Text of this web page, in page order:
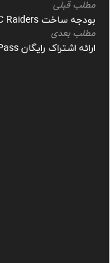
مطلب قبلی
بودجه ساخت ARC Raiders حدود ۷۵ میلیون دلار اعلام شد
مطلب بعدی
ارائه اشتراک رایگان Xbox Game Pass برای مدت محدود